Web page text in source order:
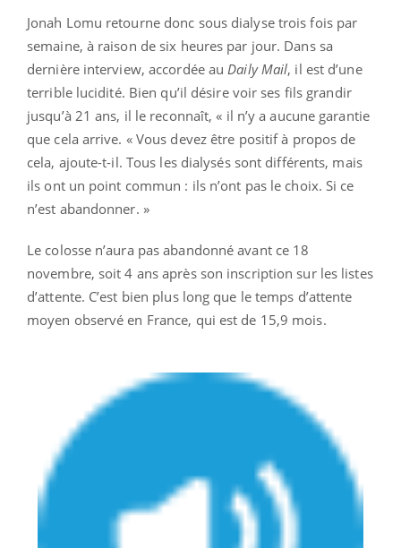
Jonah Lomu retourne donc sous dialyse trois fois par
semaine, à raison de six heures par jour. Dans sa
dernière interview, accordée auDaily Mail, il est d’une
terrible lucidité. Bien qu’il désire voir ses fils grandir
jusqu’à 21 ans, il le reconnaît, « il n’y a aucune garantie
que cela arrive. « Vous devez être positif à propos de
cela, ajoute-t-il. Tous les dialysés sont différents, mais
ils ont un point commun : ils n’ont pas le choix. Si ce
n’est abandonner. »
Le colosse n’aura pas abandonné avant ce 18
novembre, soit 4 ans après son inscription sur les listes
d’attente. C’est bien plus long que le temps d’attente
moyen observé en France, qui est de 15,9 mois.